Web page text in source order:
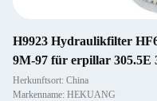
H9923 Hydraulikfilter
9M-97 für erpillar 305.5E
Herkunftsort: China
Markenname: HEKUANG